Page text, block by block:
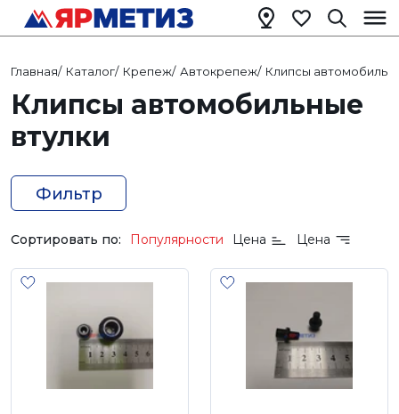
Главная/ Каталог/ Крепеж/ Автокрепеж/ Клипсы
Клипсы автомобильные
втулки
Фильтр
Сортировать по: Популярности Цена Цена